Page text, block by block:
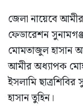
জেলা নায়েবে
ফেডারেশন
মোমতাজুল হাসান
আমীর অধ্যাপক
ইসলামি
হাসান তুহিন।